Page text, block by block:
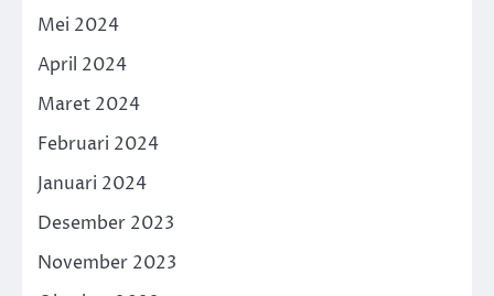
Mei 2024
April 2024
Maret 2024
Februari 2024
Januari 2024
Desember 2023
November 2023